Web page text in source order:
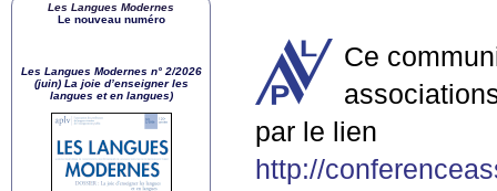
Ce
par le lien
http://
Les Langues Modernes
Le nouveau numéro
Les Langues Modernes n° 2/2026
(juin) La joie d’enseigner les
langues et en langues)